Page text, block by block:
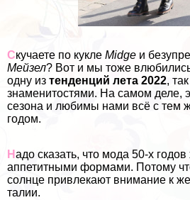
Скучаете по кукле Midge и
Мейзел? Вот и мы тоже
одну из тенденций лета 2022,
знаменитостями. На самом деле,
сезона и любимы нами всё с тем
годом.
Н адо сказать, что мода 50-х
аппетитными формами. Потому
солнце привлекают внимание к
талии.